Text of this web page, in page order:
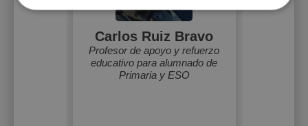
Carlos Ruiz Bravo
Profesor de apoyo y refuerzo
educativo para alumnado de
Primaria y ESO